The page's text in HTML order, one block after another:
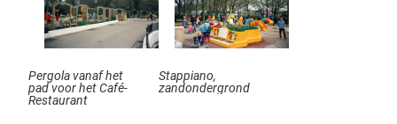
Pergola vanaf het
pad voor het Café-
Restaurant
Stappiano,
zandondergrond